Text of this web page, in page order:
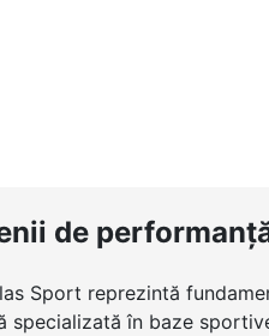
de
Sport reprezintă
specializată în baze